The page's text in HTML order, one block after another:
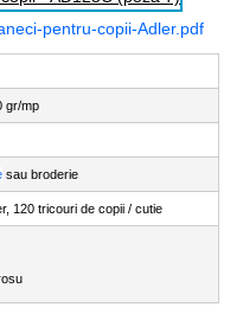
pentru-copii-Adler.pdf
gr/mp
sau broderie
120 tricouri de copii / cutie